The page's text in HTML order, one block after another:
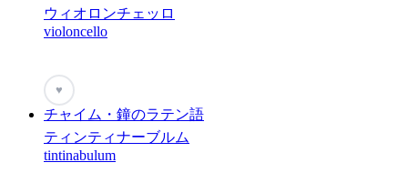
ウィオロンチェッロ
violoncello
♥
チャイム・鐘のラテン語
ティンティナーブルム
tintinabulum